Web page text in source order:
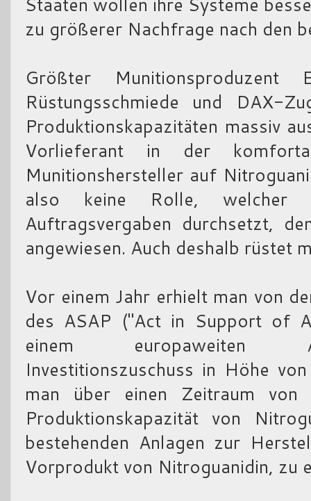
zu größerer Nachfrage nach den
Größter
Rüstungsschmiede und DAX-
Produktionskapazitäten massiv
Vorlieferant in der
Munitionshersteller auf
also keine Rolle, welcher
Auftragsvergaben durchsetzt,
angewiesen. Auch deshalb rüstet
Vor einem Jahr erhielt man von
des ASAP ("Act in Support of
einem europaweiten
Investitionszuschuss in Höhe
man über einen Zeitraum von
Produktionskapazität von
bestehenden Anlagen zur
Vorprodukt von Nitroguanidin, zu